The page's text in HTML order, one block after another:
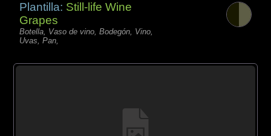
Plantilla: Still-life Wine
Grapes
Botella, Vaso de vino, Bodegón, Vino,
Uvas, Pan,